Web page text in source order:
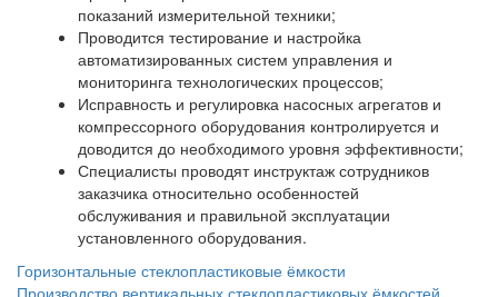
показаний измерительной техники;
Проводится тестирование и настройка
автоматизированных систем управления и
мониторинга технологических процессов;
Исправность и регулировка насосных агрегатов и
компрессорного оборудования контролируется и
доводится до необходимого уровня эффективности;
Специалисты проводят инструктаж сотрудников
заказчика относительно особенностей
обслуживания и правильной эксплуатации
установленного оборудования.
Горизонтальные стеклопластиковые ёмкости
Производство вертикальных стеклопластиковых ёмкостей